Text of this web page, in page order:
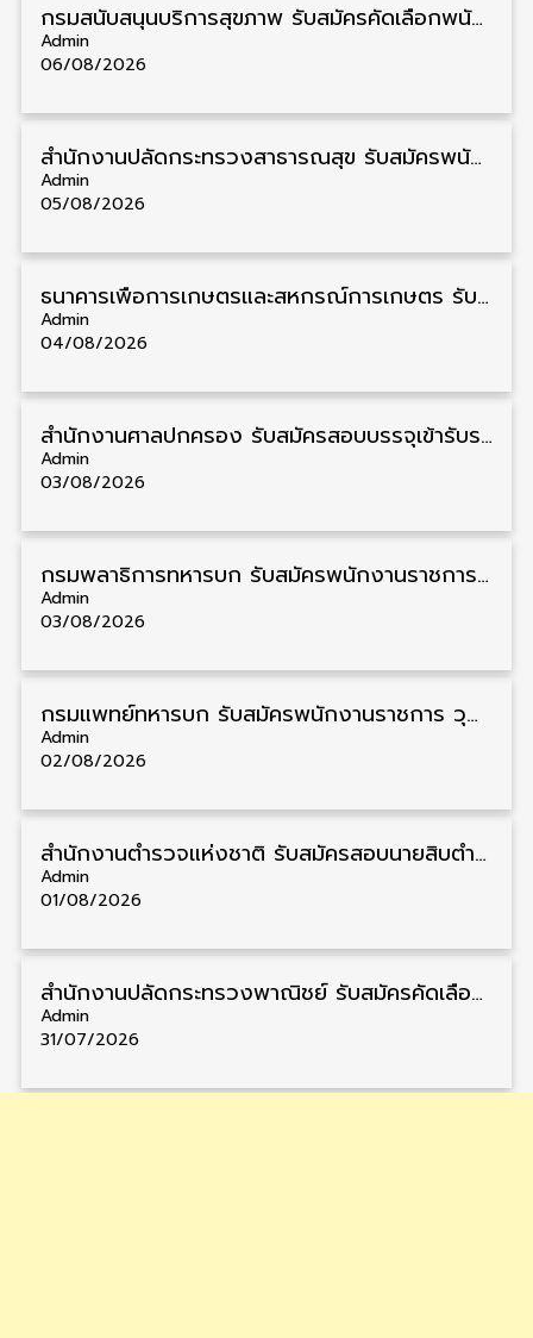
กรมสนับสนุนบริการสุขภาพ รับสมัครคัดเลือกพนักงานราชการ วุฒิ ปวส./ป.ตรี 13 อัตรา รับสมัคร 11 – 20 สิงหาคม
Admin
06/08/2026
สำนักงานปลัดกระทรวงสาธารณสุข รับสมัครพนักงานราชการรูปแบบพิเศษ วุฒิ ปวส./ป.ตรี 102 อัตรา รับสมัคร 17 – 28 สิงหาคม
Admin
05/08/2026
ธนาคารเพื่อการเกษตรและสหกรณ์การเกษตร รับสมัครบุคคลเพื่อเป็นผู้ช่วยพนักงาน วุฒิ ป.ตรี 5 อัตรา รับสมัคร 4 – 14 สิงหาคม
Admin
04/08/2026
สํานักงานศาลปกครอง รับสมัครสอบบรรจุเข้ารับราชการ วุฒิ ป.ตรี 72 อัตรา รับสมัคร 31 สิงหาคม – 18 กันยายน
Admin
03/08/2026
กรมพลาธิการทหารบก รับสมัครพนักงานราชการ วุฒิ ม.3/ม.6/ปวช. 66 อัตรา รับสมัคร 10 – 17 สิงหาคม
Admin
03/08/2026
กรมแพทย์ทหารบก รับสมัครพนักงานราชการ วุฒิ ม.3/ม.6/ปวช./ปวท./ปวส. 6 อัตรา รับสมัคร 3 – 7 สิงหาคม
Admin
02/08/2026
สำนักงานตำรวจแห่งชาติ รับสมัครสอบนายสิบตำรวจ วุฒิ ม.6/ปวช. 6,000 อัตรา รับสมัคร 8 – 19 สิงหาคม
Admin
01/08/2026
สำนักงานปลัดกระทรวงพาณิชย์ รับสมัครคัดเลือกพนักงานราชการ วุฒิ ปวส./ป.ตรี 11 อัตรา รับสมัคร 10 – 21 สิงหาคม
Admin
31/07/2026